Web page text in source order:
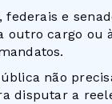
federais e
outro cargo ou
não
disputar a